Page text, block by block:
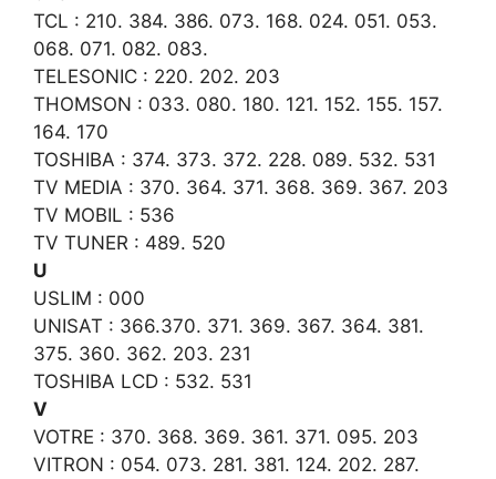
TCL : 210. 384. 386. 073. 168. 024. 051. 053.
068. 071. 082. 083.
TELESONIC : 220. 202. 203
THOMSON : 033. 080. 180. 121. 152. 155. 157.
164. 170
TOSHIBA : 374. 373. 372. 228. 089. 532. 531
TV MEDIA : 370. 364. 371. 368. 369. 367. 203
TV MOBIL : 536
TV TUNER : 489. 520
U
USLIM : 000
UNISAT : 366.370. 371. 369. 367. 364. 381.
375. 360. 362. 203. 231
TOSHIBA LCD : 532. 531
V
VOTRE : 370. 368. 369. 361. 371. 095. 203
VITRON : 054. 073. 281. 381. 124. 202. 287.